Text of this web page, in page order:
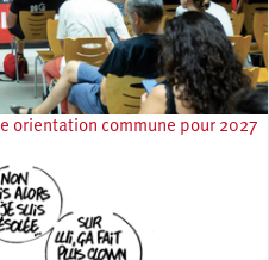
orientation commune pour 2027